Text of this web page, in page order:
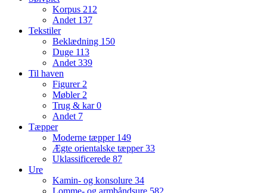
Korpus 212
Andet 137
Tekstiler
Beklædning 150
Duge 113
Andet 339
Til haven
Figurer 2
Møbler 2
Trug & kar0
Andet 7
Tæpper
Moderne tæpper 149
Ægte orientalske tæpper33
Uklassificerede 87
Ure
Kamin- og konsolure 34